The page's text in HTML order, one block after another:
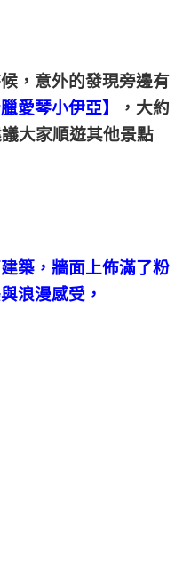
，意外的發現旁邊有
臘愛琴小伊亞】
，大約
大家順遊其他景點
築，牆面上佈滿了粉
浪漫感受，